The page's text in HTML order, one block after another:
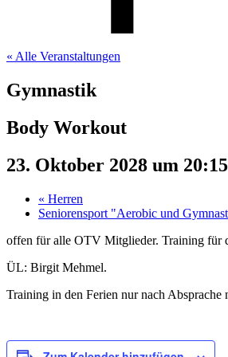
« Alle Veranstaltungen
Gymnastik
Body Workout
23. Oktober 2028 um 20:15
« Herren
Seniorensport "Aerobic und
offen für alle OTV Mitglieder. Training für
ÜL: Birgit Mehmel.
Training in den Ferien nur nach Absprache